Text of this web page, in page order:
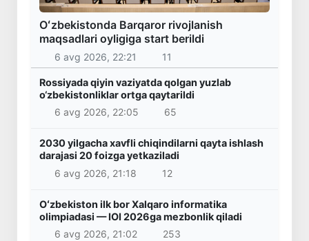
Oʻzbekistonda Barqaror rivojlanish
maqsadlari oyligiga start berildi
6 avg 2026, 22:21 11
Rossiyada qiyin vaziyatda qolgan yuzlab
o‘zbekistonliklar ortga qaytarildi
6 avg 2026, 22:05
65
2030 yilgacha xavfli chiqindilarni qayta ishlash
darajasi 20 foizga yetkaziladi
6 avg 2026, 21:18
12
Oʻzbekiston ilk bor Xalqaro informatika
olimpiadasi — IOI 2026ga mezbonlik qiladi
6 avg 2026, 21:02
253